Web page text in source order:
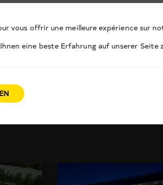
vous offrir une meilleure expérience sur
eine beste Erfahrung auf unserer Seite